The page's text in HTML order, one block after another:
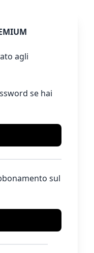
agli
se hai
sul